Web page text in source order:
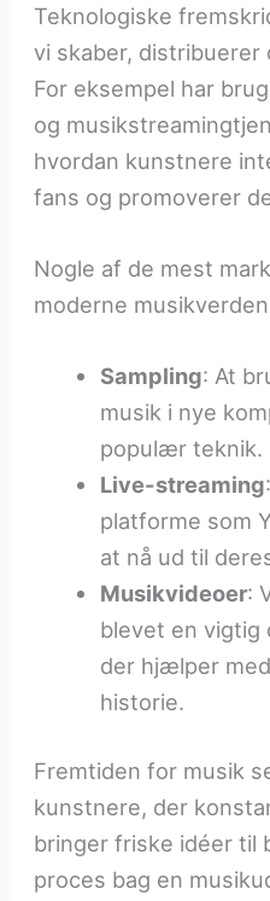
Teknologiske
vi skaber, distribuerer
For eksempel har
og
hvordan kunstnere
fans og promoverer
Nogle af de mest
moderne
Sampling: At
musik i nye
populær teknik.
Live-streaming
platforme som
at nå ud til
Musikvideoer:
blevet en vigtig
der hjælper
historie.
Fremtiden for musik
kunstnere, der
bringer friske idéer til
proces bag en